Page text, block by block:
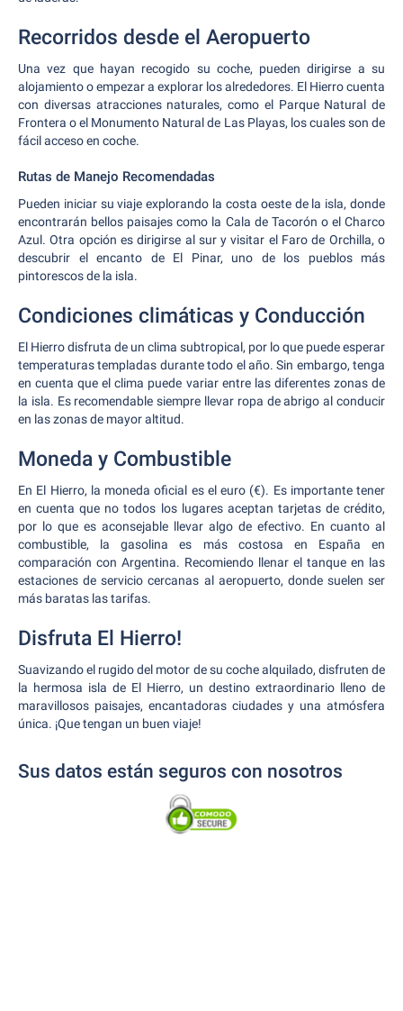
Recorridos desde el Aeropuerto
Una vez que hayan recogido su coche, pueden dirigirse a su
alojamiento o empezar a explorar los alrededores. El Hierro cuenta
con diversas atracciones naturales, como el Parque Natural de
Frontera o el Monumento Natural de Las Playas, los cuales son de
fácil acceso en coche.
Rutas de Manejo Recomendadas
Pueden iniciar su viaje explorando la costa oeste de la isla, donde
encontrarán bellos paisajes como la Cala de Tacorón o el Charco
Azul. Otra opción es dirigirse al sur y visitar el Faro de Orchilla, o
descubrir el encanto de El Pinar, uno de los pueblos más
pintorescos de la isla.
Condiciones climáticas y Conducción
El Hierro disfruta de un clima subtropical, por lo que puede esperar
temperaturas templadas durante todo el año. Sin embargo, tenga
en cuenta que el clima puede variar entre las diferentes zonas de
la isla. Es recomendable siempre llevar ropa de abrigo al conducir
en las zonas de mayor altitud.
Moneda y Combustible
En El Hierro, la moneda oficial es el euro (€). Es importante tener
en cuenta que no todos los lugares aceptan tarjetas de crédito,
por lo que es aconsejable llevar algo de efectivo. En cuanto al
combustible, la gasolina es más costosa en España en
comparación con Argentina. Recomiendo llenar el tanque en las
estaciones de servicio cercanas al aeropuerto, donde suelen ser
más baratas las tarifas.
Disfruta El Hierro!
Suavizando el rugido del motor de su coche alquilado, disfruten de
la hermosa isla de El Hierro, un destino extraordinario lleno de
maravillosos paisajes, encantadoras ciudades y una atmósfera
única. ¡Que tengan un buen viaje!
Sus datos están seguros con nosotros